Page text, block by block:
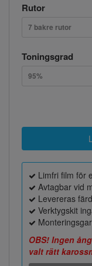
Rutor
7 bakre rutor
Toningsgrad
95%
Limfri film för
Avtagbar vid
Levereras
Verktygskit
OBS! Ingen
valt rätt